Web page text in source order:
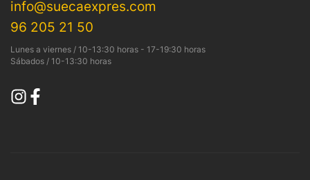
info@suecaexpres.com
96 205 21 50
Lunes a viernes / 10-13:30 horas - 17-19:30 horas
Sábados / 10-13:30 horas